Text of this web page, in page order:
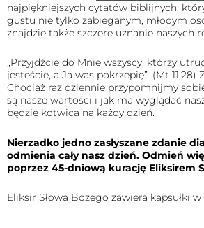
najpiękniejszych cytatów biblijnych,
gustu nie tylko zabieganym, młodym
znajdzie także szczere uznanie naszych
„Przyjdźcie do Mnie wszyscy, którzy
jesteście, a Ja was pokrzepię”. (Mt 11,28)
Chociaż raz dziennie przypomnijmy
są nasze wartości i jak ma wyglądać
będzie kotwica na każdy dzień.
Nierzadko jedno zasłyszane zdanie
odmienia cały nasz dzień. Odmień
poprzez 45-dniową kurację Eliksirem
Eliksir Słowa Bożego zawiera kapsułki